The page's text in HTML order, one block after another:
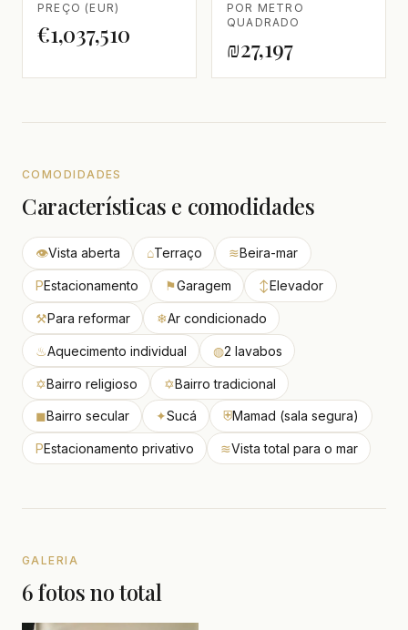
PREÇO (EUR)
€1,037,510
POR METRO
QUADRADO
₪27,197
COMODIDADES
Características e comodidades
👁Vista aberta ⌂Terraço ≋Beira-mar
PEstacionamento ⚑Garagem ↕Elevador
⚒Para reformar ❄Ar condicionado
♨Aquecimento individual ◍2 lavabos
✡Bairro religioso ✡Bairro tradicional
◼Bairro secular ✦Sucá ⛨Mamad (sala segura)
PEstacionamento privativo ≋Vista total para o mar
GALERIA
6 fotos no total